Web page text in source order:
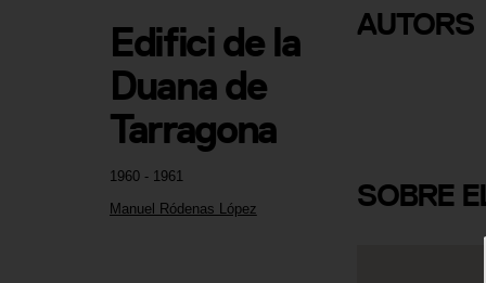
1960 - 1961
Manuel Ródenas López
Edifici de la
Duana de
Tarragona
AUTORS
Manuel
López
SOBRE